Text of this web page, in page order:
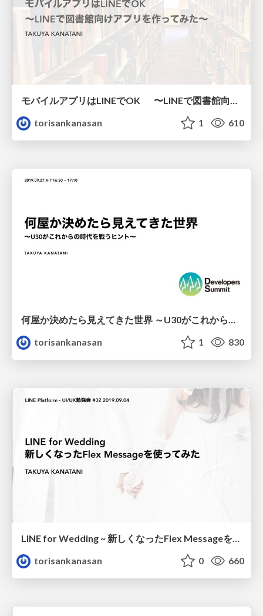
モバイルアプリはLINEでOK 〜LINEで図書館向けアプリを作ってみた〜
torisankanasan
1 610
torisankanasan
1 830
LINE for Wedding ~ 新しくなったFlex Messageを使ってみた ~
torisankanasan
0 660